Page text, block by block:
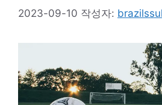
2023-09-10 작성자: